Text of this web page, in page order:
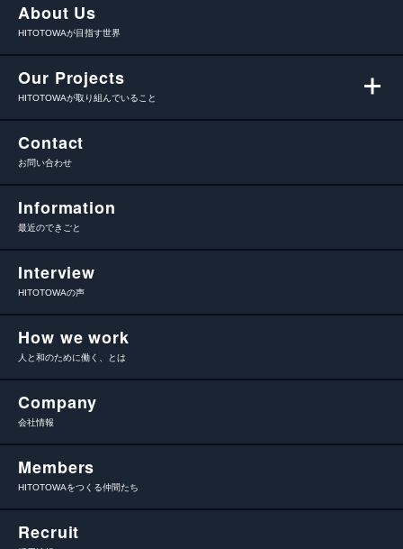
About Us
HITOTOWAが目指す世界
Our Projects
HITOTOWAが取り組んでいること
Contact
お問い合わせ
Information
最近のできごと
Interview
HITOTOWAの声
How we work
人と和のために働く、とは
Company
会社情報
Members
HITOTOWAをつくる仲間たち
Recruit